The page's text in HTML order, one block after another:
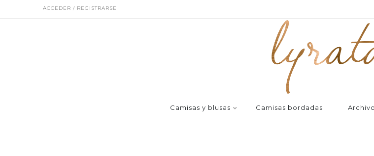
ACCEDER / REGISTRARSE
Camisas y blusas Camisas bordadas